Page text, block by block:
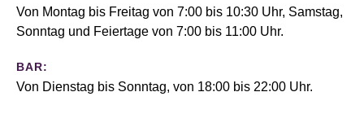
Von Montag bis Freitag von 7:00 bis 10:30 Uhr, Samstag,
Sonntag und Feiertage von 7:00 bis 11:00 Uhr.
BAR:
Von Dienstag bis Sonntag, von 18:00 bis 22:00 Uhr.